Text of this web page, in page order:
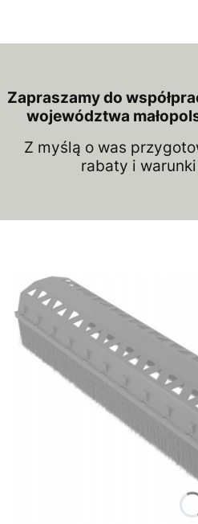
Zapraszamy do
województwa
Z myślą o was
rabaty i